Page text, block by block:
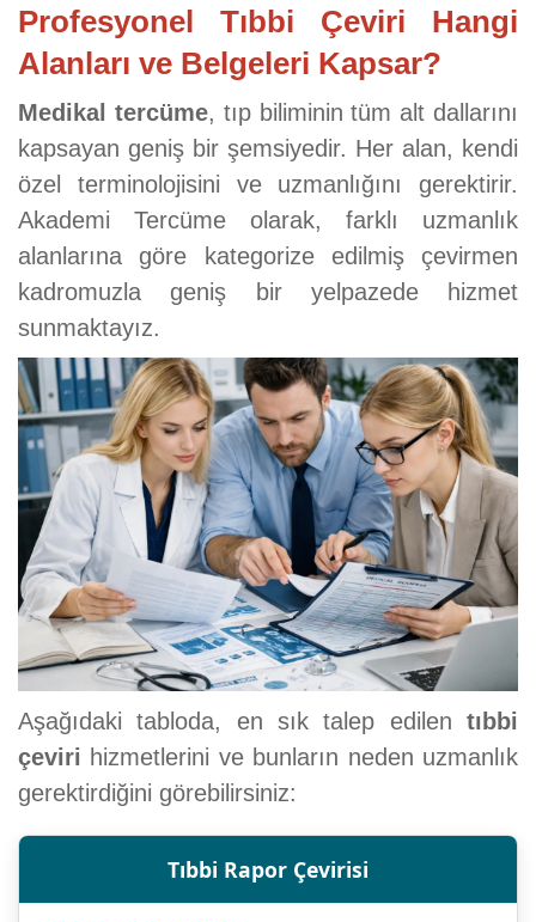
Profesyonel Tıbbi Çeviri Hangi
Alanları ve Belgeleri Kapsar?
Medikal tercüme, tıp biliminin tüm alt dallarını
kapsayan geniş bir şemsiyedir. Her alan, kendi
özel terminolojisini ve uzmanlığını gerektirir.
Akademi Tercüme olarak, farklı uzmanlık
alanlarına göre kategorize edilmiş çevirmen
kadromuzla geniş bir yelpazede hizmet
sunmaktayız.
Aşağıdaki tabloda, en sık talep edilen tıbbi
çeviri hizmetlerini ve bunların neden uzmanlık
gerektirdiğini görebilirsiniz:
Tıbbi Rapor Çevirisi